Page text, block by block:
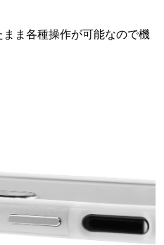
ま各種操作が可能なので機